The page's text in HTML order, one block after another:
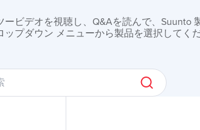
ビデオを視聴し、Q&Aを読んで、Suunto
プダウン メニューから製品を選択してくだ